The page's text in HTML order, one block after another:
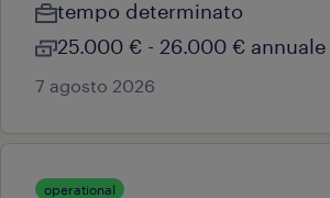
tempo determinato
25.000 € - 26.000 € annuale
7 agosto 2026
operational